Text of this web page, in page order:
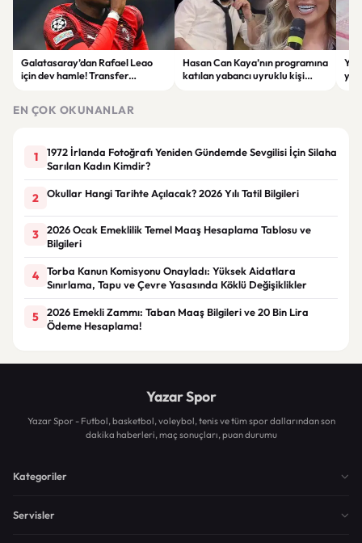
Galatasaray’dan Rafael Leao
için dev hamle! Transfer
Hasan Can Kaya’nın programına
katılan yabancı uyruklu kişi
EN ÇOK OKUNANLAR
1
1972 İrlanda Fotoğrafı Yeniden Gündemde Sevgilisi İçin Silaha
Sarılan Kadın Kimdir?
2 Okullar Hangi Tarihte Açılacak? 2026 Yılı Tatil Bilgileri
3
2026 Ocak Emeklilik Temel Maaş Hesaplama Tablosu ve
Bilgileri
4
Torba Kanun Komisyonu Onayladı: Yüksek Aidatlara
Sınırlama, Tapu ve Çevre Yasasında Köklü Değişiklikler
5
2026 Emekli Zammı: Taban Maaş Bilgileri ve 20 Bin Lira
Ödeme Hesaplama!
Yazar Spor
Yazar Spor - Futbol, basketbol, voleybol, tenis ve tüm spor dallarından son
dakika haberleri, maç sonuçları, puan durumu
Kategoriler
Servisler